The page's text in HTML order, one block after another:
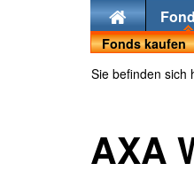
Fonds kaufen
Sie befinden sich
AXA